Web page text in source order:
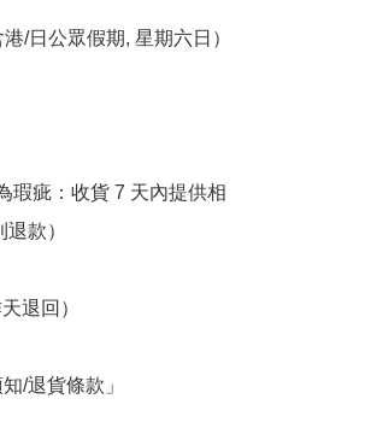
/日公眾假期, 星期六日）
瑕疵：收貨 7 天內提供相
款）
退回）
/退貨條款」